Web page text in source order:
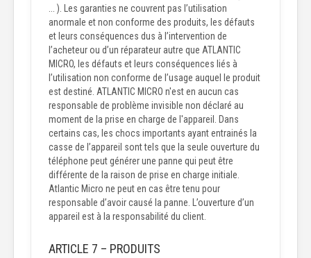
... ). Les garanties ne couvrent pas l’utilisation
anormale et non conforme des produits, les défauts
et leurs conséquences dus à l’intervention de
l’acheteur ou d’un réparateur autre que ATLANTIC
MICRO, les défauts et leurs conséquences liés à
l’utilisation non conforme de l’usage auquel le produit
est destiné. ATLANTIC MICRO n'est en aucun cas
responsable de problème invisible non déclaré au
moment de la prise en charge de l'appareil. Dans
certains cas, les chocs importants ayant entrainés la
casse de l’appareil sont tels que la seule ouverture du
téléphone peut générer une panne qui peut être
différente de la raison de prise en charge initiale.
Atlantic Micro ne peut en cas être tenu pour
responsable d’avoir causé la panne. L’ouverture d’un
appareil est à la responsabilité du client.
ARTICLE 7 – PRODUITS